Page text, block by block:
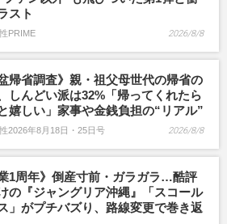
スト
PRIME 2026/8/8
盆帰省調査》親・祖父母世代の帰省の
しんどい派は32%「帰ってくれたら
嬉しい」家事や金銭負担の“リアル”
2026年8月18日・25日号 2026/8/8
業1周年》倒産寸前・ガラガラ…酷評
の『ジャングリア沖縄』「スコール
」がプチバズり、路線変更で巻き返